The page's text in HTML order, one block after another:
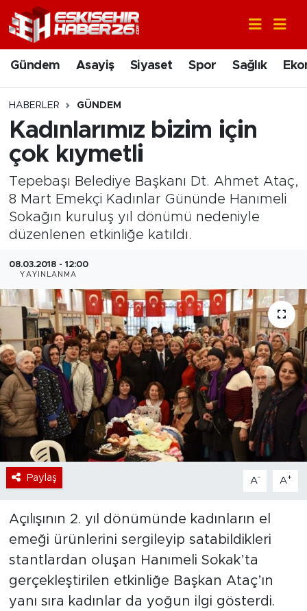
Gündem Asayiş Siyaset Spor Sağlık
HABERLER GÜNDEM
Kadınlarımız bizim için
çok kıymetli
Tepebaşı Belediye Başkanı Dt. Ahmet Ataç,
8 Mart Emekçi Kadınlar Gününde Hanımeli
Sokağın kuruluş yıl dönümü nedeniyle
düzenlenen etkinliğe katıldı.
08.03.2018 - 12:00
YAYINLANMA
Paylaş A- A+
Açılışının 2. yıl dönümünde kadınların el
emeği ürünlerini sergileyip satabildikleri
stantlardan oluşan Hanımeli Sokak’ta
gerçekleştirilen etkinliğe Başkan Ataç’ın
yanı sıra kadınlar da yoğun ilgi gösterdi.
Gündem
Asayiş
Siyaset
Spor
Sağlık
Ekonomi
Eğitim
Sanat
Bölge
Teknoloji
Magazin
Dünya
Sektör
Nöbetçi Eczaneler
Hava Durumu
Trafik Durumu
Süper Lig Puan Durumu ve Fikstür
Tüm Manşetler
Son Dakika Haberleri
Haber Arşivi